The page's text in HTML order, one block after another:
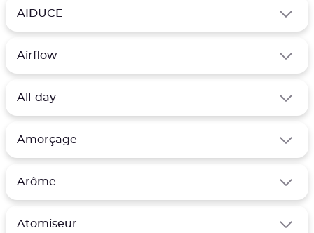
AIDUCE
Airflow
All-day
Amorçage
Arôme
Atomiseur